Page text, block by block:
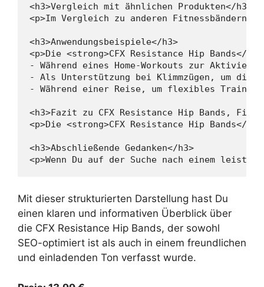
<h3>Vergleich mit ähnlichen Produkten</h3>
<p>Im Vergleich zu anderen
<h3>Anwendungsbeispiele</h3>
<p>Die <strong>CFX Resistance Hip
- Während eines Home-Workouts zur
- Als Unterstützung bei Klimmzügen, um die
- Während einer Reise, um flexibles
<h3>Fazit zu CFX Resistance Hip Bands,
<p>Die <strong>CFX Resistance Hip
<h3>Abschließende Gedanken</h3>
<p>Wenn Du auf der Suche nach einem
Mit dieser strukturierten Darstellung hast Du
einen klaren und informativen Überblick über
die CFX Resistance Hip Bands, der sowohl
SEO-optimiert ist als auch in einem freundlichen
und einladenden Ton verfasst wurde.